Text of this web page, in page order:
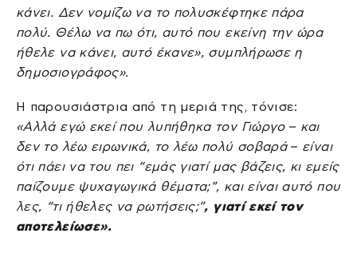
κάνει. Δεν νομίζω να το πολυσκέφτηκε πάρα
πολύ. Θέλω να πω ότι, αυτό που εκείνη την ώρα
ήθελε να κάνει, αυτό έκανε», συμπλήρωσε η
δημοσιογράφος».
H παρουσιάστρια από τη μεριά της, τόνισε:
«Αλλά εγώ εκεί που λυπήθηκα τον Γιώργο – και
δεν το λέω ειρωνικά, το λέω πολύ σοβαρά – είναι
ότι πάει να του πει “εμάς γιατί μας βάζεις, κι εμείς
παίζουμε ψυχαγωγικά θέματα;”, και είναι αυτό που
λες, “τι ήθελες να ρωτήσεις;”, γιατί εκεί τον
αποτελείωσε».